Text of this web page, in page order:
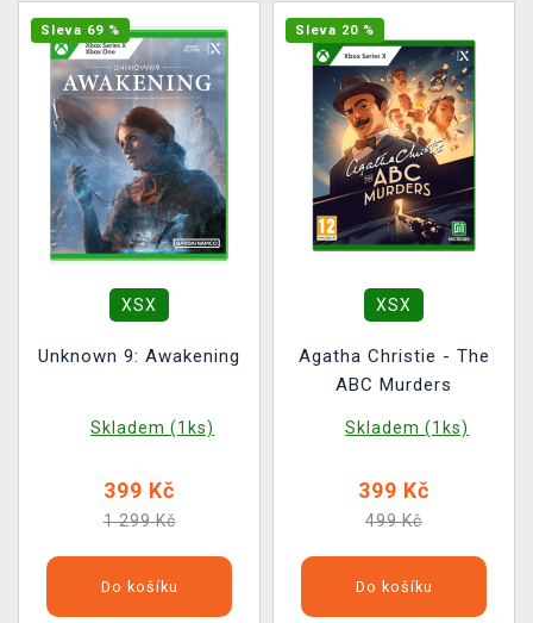
Sleva 69 %
XSX
Unknown 9: Awakening
Skladem (1ks)
399 Kč
1 299 Kč
Do košíku
Sleva 20 %
XSX
Agatha Christie - The
ABC Murders
Skladem (1ks)
399 Kč
499 Kč
Do košíku